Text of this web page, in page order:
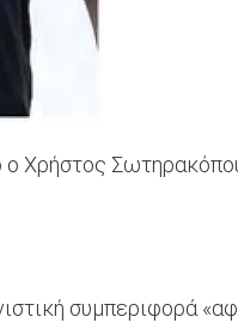
Χρήστος
συμπεριφορά